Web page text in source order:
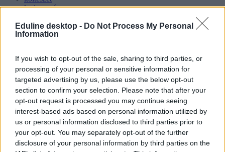
Eduline desktop - Do Not Process My Personal
Information
If you wish to opt-out of the sale, sharing to third parties, or
processing of your personal or sensitive information for
targeted advertising by us, please use the below opt-out
section to confirm your selection. Please note that after your
opt-out request is processed you may continue seeing
interest-based ads based on personal information utilized by
us or personal information disclosed to third parties prior to
your opt-out. You may separately opt-out of the further
disclosure of your personal information by third parties on the
kedvezmény
vers
campus life
ingyen kávé
világirodalom